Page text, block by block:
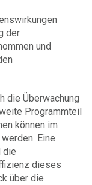
der
und
die Überwachung
Programmteil
können im
Eine
die
dieses
über die